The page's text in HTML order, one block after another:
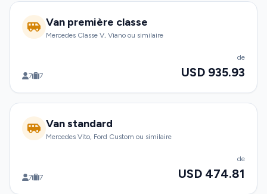
Van première classe
Mercedes Classe V, Viano ou similaire
7 7
de
USD 935.93
Van standard
Mercedes Vito, Ford Custom ou similaire
7 7
de
USD 474.81